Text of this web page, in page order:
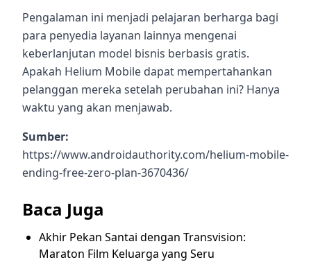
Pengalaman ini menjadi pelajaran berharga bagi
para penyedia layanan lainnya mengenai
keberlanjutan model bisnis berbasis gratis.
Apakah Helium Mobile dapat mempertahankan
pelanggan mereka setelah perubahan ini? Hanya
waktu yang akan menjawab.
Sumber:
https://www.androidauthority.com/helium-mobile-
ending-free-zero-plan-3670436/
Baca Juga
Akhir Pekan Santai dengan Transvision:
Maraton Film Keluarga yang Seru